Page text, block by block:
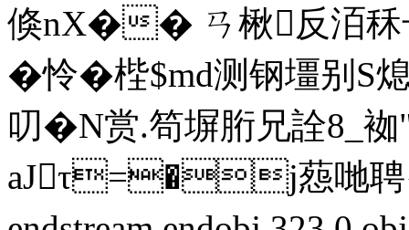
倏nX�� ㄢ楸反洦秝
�怜�梐$md测钢壃别
叨�N赏.笱塀胻兄詮8_
aJτ=�j葾哋聘